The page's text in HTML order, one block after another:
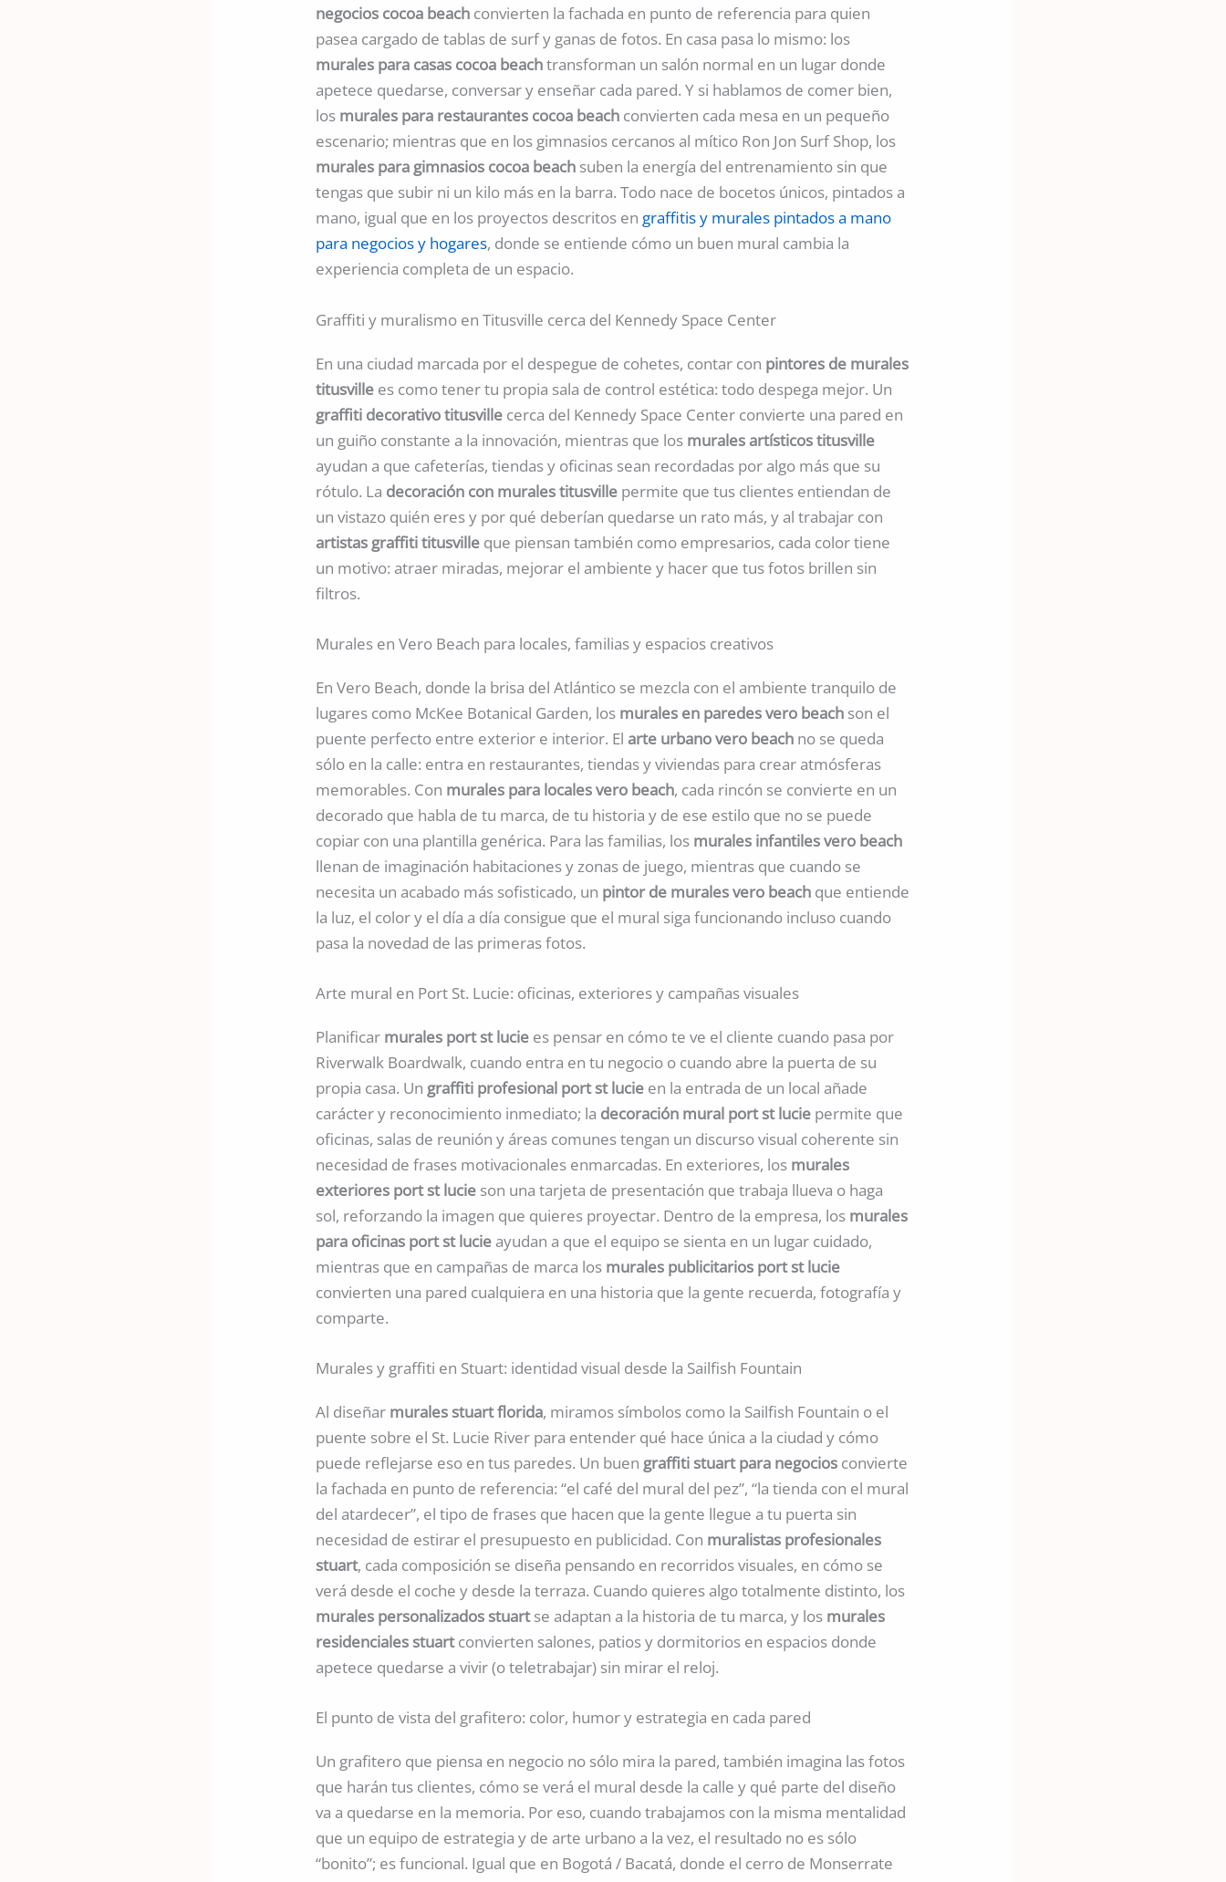
negocios cocoa beach convierten la fachada en punto de referencia para quien
pasea cargado de tablas de surf y ganas de fotos. En casa pasa lo mismo: los
murales para casas cocoa beachtransforman un salón normal en un lugar donde
apetece quedarse, conversar y enseñar cada pared. Y si hablamos de comer bien,
los murales para restaurantes cocoa beach convierten cada mesa en un pequeño
escenario; mientras que en los gimnasios cercanos al mítico Ron Jon Surf Shop, los
murales para gimnasios cocoa beach suben la energía del entrenamiento sin que
tengas que subir ni un kilo más en la barra. Todo nace de bocetos únicos, pintados a
mano, igual que en los proyectos descritos en graffitis y murales pintados a mano
para negocios y hogares, donde se entiende cómo un buen mural cambia la
experiencia completa de un espacio.
Graffiti y muralismo en Titusville cerca del Kennedy Space Center
En una ciudad marcada por el despegue de cohetes, contar con pintores de murales
titusville es como tener tu propia sala de control estética: todo despega mejor. Un
graffiti decorativo titusville cerca del Kennedy Space Center convierte una pared en
un guiño constante a la innovación, mientras que los murales artísticos titusville
ayudan a que cafeterías, tiendas y oficinas sean recordadas por algo más que su
rótulo. La decoración con murales titusville permite que tus clientes entiendan de
un vistazo quién eres y por qué deberían quedarse un rato más, y al trabajar con
artistas graffiti titusville que piensan también como empresarios, cada color tiene
un motivo: atraer miradas, mejorar el ambiente y hacer que tus fotos brillen sin
filtros.
Murales en Vero Beach para locales, familias y espacios creativos
En Vero Beach, donde la brisa del Atlántico se mezcla con el ambiente tranquilo de
lugares como McKee Botanical Garden, los murales en paredes vero beach son el
puente perfecto entre exterior e interior. El arte urbano vero beach no se queda
sólo en la calle: entra en restaurantes, tiendas y viviendas para crear atmósferas
memorables. Con murales para locales vero beach, cada rincón se convierte en un
decorado que habla de tu marca, de tu historia y de ese estilo que no se puede
copiar con una plantilla genérica. Para las familias, los murales infantiles vero beach
llenan de imaginación habitaciones y zonas de juego, mientras que cuando se
necesita un acabado más sofisticado, un pintor de murales vero beach que entiende
la luz, el color y el día a día consigue que el mural siga funcionando incluso cuando
pasa la novedad de las primeras fotos.
Arte mural en Port St. Lucie: oficinas, exteriores y campañas visuales
Planificar murales port st lucie es pensar en cómo te ve el cliente cuando pasa por
Riverwalk Boardwalk, cuando entra en tu negocio o cuando abre la puerta de su
propia casa. Un graffiti profesional port st lucie en la entrada de un local añade
carácter y reconocimiento inmediato; la decoración mural port st lucie permite que
oficinas, salas de reunión y áreas comunes tengan un discurso visual coherente sin
necesidad de frases motivacionales enmarcadas. En exteriores, los murales
exteriores port st lucie son una tarjeta de presentación que trabaja llueva o haga
sol, reforzando la imagen que quieres proyectar. Dentro de la empresa, los murales
para oficinas port st lucie ayudan a que el equipo se sienta en un lugar cuidado,
mientras que en campañas de marca los murales publicitarios port st lucie
convierten una pared cualquiera en una historia que la gente recuerda, fotografía y
comparte.
Murales y graffiti en Stuart: identidad visual desde la Sailfish Fountain
Al diseñar murales stuart florida, miramos símbolos como la Sailfish Fountain o el
puente sobre el St. Lucie River para entender qué hace única a la ciudad y cómo
puede reflejarse eso en tus paredes. Un buen graffiti stuart para negocios convierte
la fachada en punto de referencia: “el café del mural del pez”, “la tienda con el mural
del atardecer”, el tipo de frases que hacen que la gente llegue a tu puerta sin
necesidad de estirar el presupuesto en publicidad. Con muralistas profesionales
stuart, cada composición se diseña pensando en recorridos visuales, en cómo se
verá desde el coche y desde la terraza. Cuando quieres algo totalmente distinto, los
murales personalizados stuartse adaptan a la historia de tu marca, y los murales
residenciales stuartconvierten salones, patios y dormitorios en espacios donde
apetece quedarse a vivir (o teletrabajar) sin mirar el reloj.
El punto de vista del grafitero: color, humor y estrategia en cada pared
Un grafitero que piensa en negocio no sólo mira la pared, también imagina las fotos
que harán tus clientes, cómo se verá el mural desde la calle y qué parte del diseño
va a quedarse en la memoria. Por eso, cuando trabajamos con la misma mentalidad
que un equipo de estrategia y de arte urbano a la vez, el resultado no es sólo
“bonito”; es funcional. Igual que en Bogotá / Bacatá, donde el cerro de Monserrate